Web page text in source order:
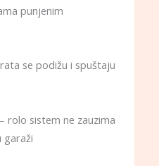
punjenim
se podižu i spuštaju
rolo sistem ne zauzima